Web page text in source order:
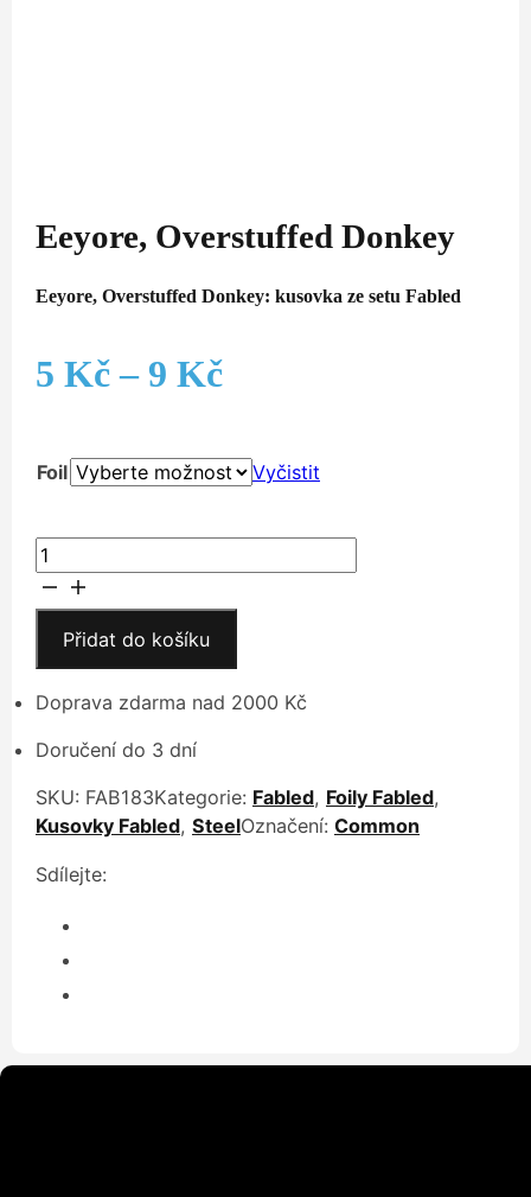
Eeyore, Overstuffed Donkey
Eeyore, Overstuffed Donkey: kusovka ze setu Fabled
5 Kč – 9 KčRozpětí
5 Kč
až
9 Kč
Foil Vyčistit
Eeyore,
Overstuffed
Donkey
množství
Přidat do košíku
Doprava zdarma nad 2000 Kč
Doručení do 3 dní
SKU: FAB183Kategorie: Fabled, Foily Fabled,
Kusovky Fabled, SteelOznačení: Common
Sdílejte: